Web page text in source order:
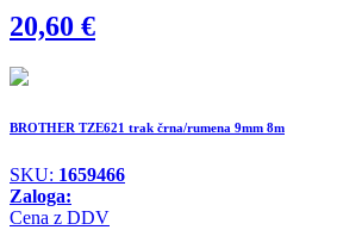
20,60 €
BROTHER TZE621 trak črna/rumena 9mm 8m
SKU: 1659466
Zaloga:
Cena z DDV